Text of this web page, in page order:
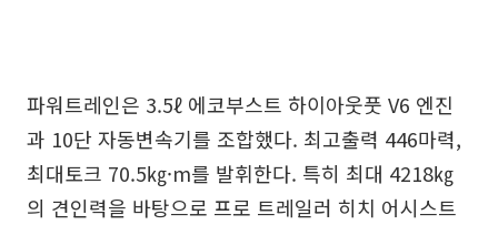
파워트레인은 3.5ℓ 에코부스트 하이아웃풋 V6 엔진
과 10단 자동변속기를 조합했다. 최고출력 446마력,
최대토크 70.5㎏·m를 발휘한다. 특히 최대 4218㎏
의 견인력을 바탕으로 프로 트레일러 히치 어시스트